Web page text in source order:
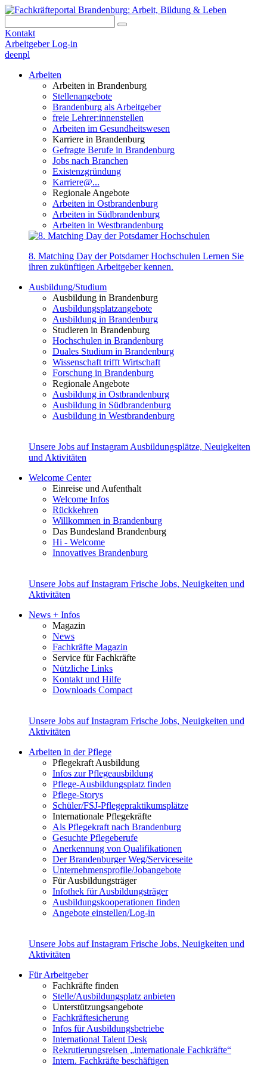
Kontakt
Arbeitgeber Log-in
deenpl
Arbeiten
Arbeiten in Brandenburg
Stellenangebote
Brandenburg als Arbeitgeber
freie Lehrer:innenstellen
Arbeiten im Gesundheitswesen
Karriere in Brandenburg
Gefragte Berufe in Brandenburg
Jobs nach Branchen
Existenzgründung
Karriere@...
Regionale Angebote
Arbeiten in Ostbrandenburg
Arbeiten in Südbrandenburg
Arbeiten in Westbrandenburg
8. Matching Day der Potsdamer Hochschulen Lernen Sie
ihren zukünftigen Arbeitgeber kennen.
Ausbildung/Studium
Ausbildung in Brandenburg
Ausbildungsplatzangebote
Ausbildung in Brandenburg
Studieren in Brandenburg
Hochschulen in Brandenburg
Duales Studium in Brandenburg
Wissenschaft trifft Wirtschaft
Forschung in Brandenburg
Regionale Angebote
Ausbildung in Ostbrandenburg
Ausbildung in Südbrandenburg
Ausbildung in Westbrandenburg
Unsere Jobs auf Instagram Ausbildungsplätze, Neuigkeiten
und Aktivitäten
Welcome Center
Einreise und Aufenthalt
Welcome Infos
Rückkehren
Willkommen in Brandenburg
Das Bundesland Brandenburg
Hi - Welcome
Innovatives Brandenburg
Unsere Jobs auf Instagram Frische Jobs, Neuigkeiten und
Aktivitäten
News + Infos
Magazin
News
Fachkräfte Magazin
Service für Fachkräfte
Nützliche Links
Kontakt und Hilfe
Downloads Compact
Unsere Jobs auf Instagram Frische Jobs, Neuigkeiten und
Aktivitäten
Arbeiten in der Pflege
Pflegekraft Ausbildung
Infos zur Pflegeausbildung
Pflege-Ausbildungsplatz finden
Pflege-Storys
Schüler/FSJ-Pflegepraktikumsplätze
Internationale Pflegekräfte
Als Pflegekraft nach Brandenburg
Gesuchte Pflegeberufe
Anerkennung von Qualifikationen
Der Brandenburger Weg/Serviceseite
Unternehmensprofile/Jobangebote
Für Ausbildungsträger
Infothek für Ausbildungsträger
Ausbildungskooperationen finden
Angebote einstellen/Log-in
Unsere Jobs auf Instagram Frische Jobs, Neuigkeiten und
Aktivitäten
Für Arbeitgeber
Fachkräfte finden
Stelle/Ausbildungsplatz anbieten
Unterstützungsangebote
Fachkräftesicherung
Infos für Ausbildungsbetriebe
International Talent Desk
Rekrutierungsreisen „internationale Fachkräfte“
Intern. Fachkräfte beschäftigen